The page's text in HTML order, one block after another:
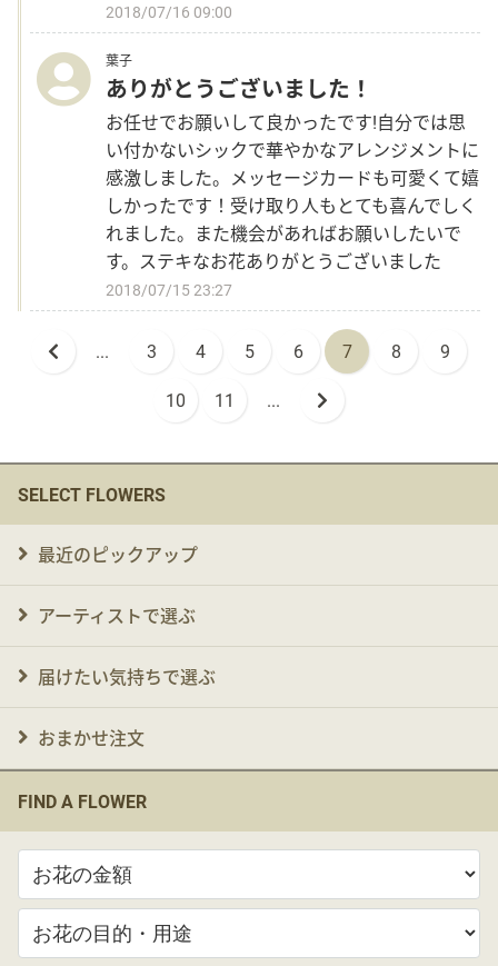
2018/07/16 09:00
葉子
ありがとうございました！
お任せでお願いして良かったです!自分では思
い付かないシックで華やかなアレンジメントに
感激しました。メッセージカードも可愛くて嬉
しかったです！受け取り人もとても喜んでしく
れました。また機会があればお願いしたいで
す。ステキなお花ありがとうございました
2018/07/15 23:27
... 3 4 5 6 7 8 9
10 11 ...
SELECT FLOWERS
最近のピックアップ
アーティストで選ぶ
届けたい気持ちで選ぶ
おまかせ注文
FIND A FLOWER